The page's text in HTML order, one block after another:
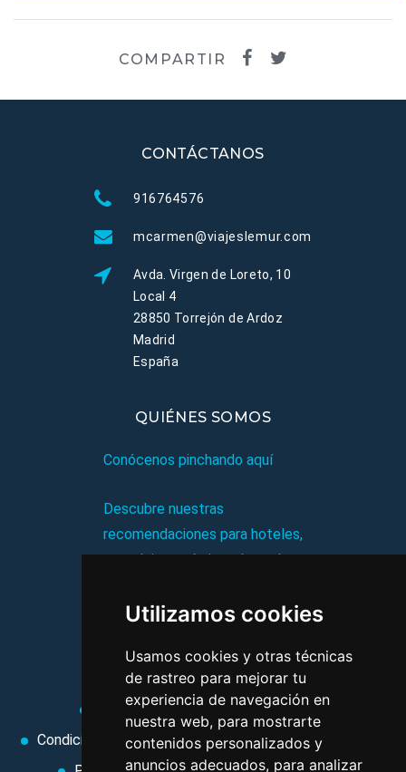
Utilizamos cookies
Usamos cookies y otras técnicas
de rastreo para mejorar tu
experiencia de navegación en
nuestra web, para mostrarte
contenidos personalizados y
anuncios adecuados, para analizar
COMPARTIR
CONTÁCTANOS
916764576
mcarmen@viajeslemur.com
Avda. Virgen de Loreto, 10
Local 4
28850 Torrejón de Ardoz
Madrid
España
QUIÉNES SOMOS
Conócenos pinchando aquí
Descubre nuestras
recomendaciones para hoteles,
complejos turísticos, hostales,
viajes, y mucho más!
MI AGENCIA
Aviso legal
Condiciones de uso
Condiciones Generales
Ley de Viajes Combinados